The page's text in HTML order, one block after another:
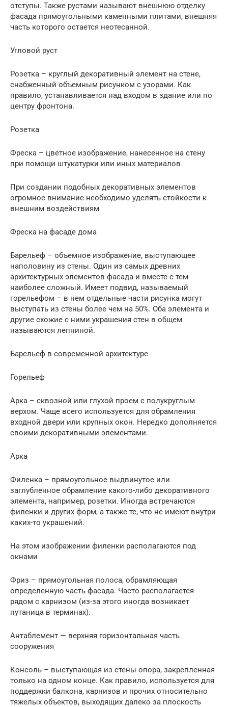
отступы. Также рустами называют внешнюю отделку
фасада прямоугольными каменными плитами, внешняя
часть которого остается неотесанной.
Угловой руст
Розетка – круглый декоративный элемент на стене,
снабженный объемным рисунком с узорами. Как
правило, устанавливается над входом в здание или по
центру фронтона.
Розетка
Фреска – цветное изображение, нанесенное на стену
при помощи штукатурки или иных материалов
При создании подобных декоративных элементов
огромное внимание необходимо уделять стойкости к
внешним воздействиям
Фреска на фасаде дома
Барельеф – объемное изображение, выступающее
наполовину из стены. Один из самых древних
архитектурных элементов фасада и вместе с тем
наиболее сложный. Имеет подвид, называемый
горельефом – в нем отдельные части рисунка могут
выступать из стены более чем на 50%. Оба элемента и
другие схожие с ними украшения стен в общем
называются лепниной.
Барельеф в современной архитектуре
Горельеф
Арка – сквозной или глухой проем с полукруглым
верхом. Чаще всего используется для обрамления
входной двери или крупных окон. Нередко дополняется
своими декоративными элементами.
Арка
Филенка – прямоугольное выдвинутое или
заглубленное обрамление какого-либо декоративного
элемента, например, розетки. Иногда встречаются
филенки и других форм, а также те, что не имеют внутри
каких-то украшений.
На этом изображении филенки располагаются под
окнами
Фриз – прямоугольная полоса, обрамляющая
определенную часть фасада. Часто располагается
рядом с карнизом (из-за этого иногда возникает
путаница в терминах).
Антаблемент — верхняя горизонтальная часть
сооружения
Консоль – выступающая из стены опора, закрепленная
только на одном конце. Как правило, используется для
поддержки балкона, карнизов и прочих относительно
тяжелых объектов, выходящих далеко за плоскость